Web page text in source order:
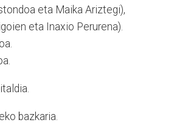
eta Maika Ariztegi),
eta Inaxio Perurena).
bazkaria.